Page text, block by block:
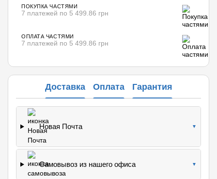
ПОКУПКА ЧАСТЯМИ
7 платежей по 5 499.86 грн
ОПЛАТА ЧАСТЯМИ
7 платежей по 5 499.86 грн
Доставка Оплата Гарантия
Новая Почта ▼
Самовывоз из нашего офиса ▼